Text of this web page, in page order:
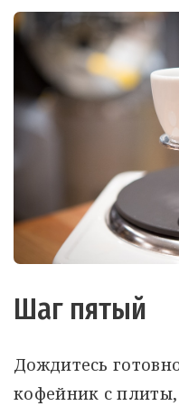
Шаг пятый
Дождитесь
кофейник с